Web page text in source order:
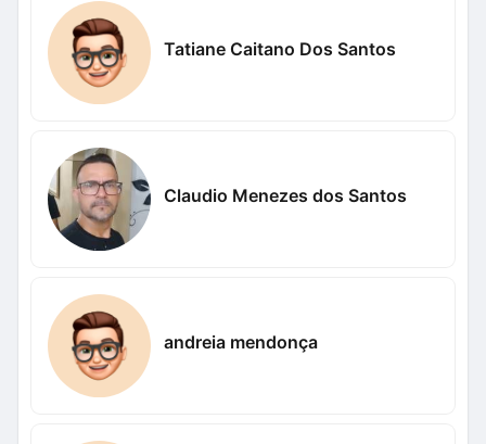
Tatiane Caitano Dos Santos
Claudio Menezes dos Santos
andreia mendonça